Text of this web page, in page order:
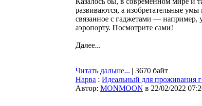
развиваются, а изобретательные
связанное с гаджетами — например,
аэропорту. Посмотрите сами!
Далее...
Читать дальше... | 3670 байт
Нарва : Идеальный для проживания
Автор: MONMOON в 22/02/2022